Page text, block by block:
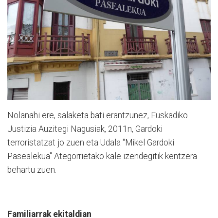
Nolanahi ere, salaketa bati erantzunez, Euskadiko
Justizia Auzitegi Nagusiak, 2011n, Gardoki
terroristatzat jo zuen eta Udala "Mikel Gardoki
Pasealekua" Ategorrietako kale izendegitik kentzera
behartu zuen.
Familiarrak ekitaldian